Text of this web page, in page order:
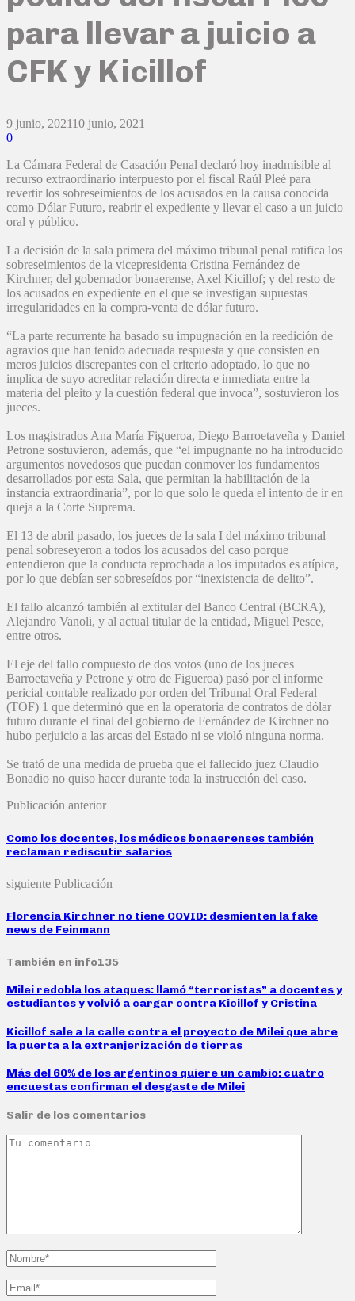
para llevar a juicio a
CFK y Kicillof
9 junio, 202110 junio, 2021
0
La Cámara Federal de Casación Penal declaró hoy inadmisible al
recurso extraordinario interpuesto por el fiscal Raúl Pleé para
revertir los sobreseimientos de los acusados en la causa conocida
como Dólar Futuro, reabrir el expediente y llevar el caso a un juicio
oral y público.
La decisión de la sala primera del máximo tribunal penal ratifica los
sobreseimientos de la vicepresidenta Cristina Fernández de
Kirchner, del gobernador bonaerense, Axel Kicillof; y del resto de
los acusados en expediente en el que se investigan supuestas
irregularidades en la compra-venta de dólar futuro.
“La parte recurrente ha basado su impugnación en la reedición de
agravios que han tenido adecuada respuesta y que consisten en
meros juicios discrepantes con el criterio adoptado, lo que no
implica de suyo acreditar relación directa e inmediata entre la
materia del pleito y la cuestión federal que invoca”, sostuvieron los
jueces.
Los magistrados Ana María Figueroa, Diego Barroetaveña y Daniel
Petrone sostuvieron, además, que “el impugnante no ha introducido
argumentos novedosos que puedan conmover los fundamentos
desarrollados por esta Sala, que permitan la habilitación de la
instancia extraordinaria”, por lo que solo le queda el intento de ir en
queja a la Corte Suprema.
El 13 de abril pasado, los jueces de la sala I del máximo tribunal
penal sobreseyeron a todos los acusados del caso porque
entendieron que la conducta reprochada a los imputados es atípica,
por lo que debían ser sobreseídos por “inexistencia de delito”.
El fallo alcanzó también al extitular del Banco Central (BCRA),
Alejandro Vanoli, y al actual titular de la entidad, Miguel Pesce,
entre otros.
El eje del fallo compuesto de dos votos (uno de los jueces
Barroetaveña y Petrone y otro de Figueroa) pasó por el informe
pericial contable realizado por orden del Tribunal Oral Federal
(TOF) 1 que determinó que en la operatoria de contratos de dólar
futuro durante el final del gobierno de Fernández de Kirchner no
hubo perjuicio a las arcas del Estado ni se violó ninguna norma.
Se trató de una medida de prueba que el fallecido juez Claudio
Bonadio no quiso hacer durante toda la instrucción del caso.
Publicación anterior
Como los docentes, los médicos bonaerenses también
reclaman rediscutir salarios
siguiente Publicación
Florencia Kirchner no tiene COVID: desmienten la fake
news de Feinmann
También en info135
Milei redobla los ataques: llamó “terroristas” a docentes y
estudiantes y volvió a cargar contra Kicillof y Cristina
Kicillof sale a la calle contra el proyecto de Milei que abre
la puerta a la extranjerización de tierras
Más del 60% de los argentinos quiere un cambio: cuatro
encuestas confirman el desgaste de Milei
Salir de los comentarios